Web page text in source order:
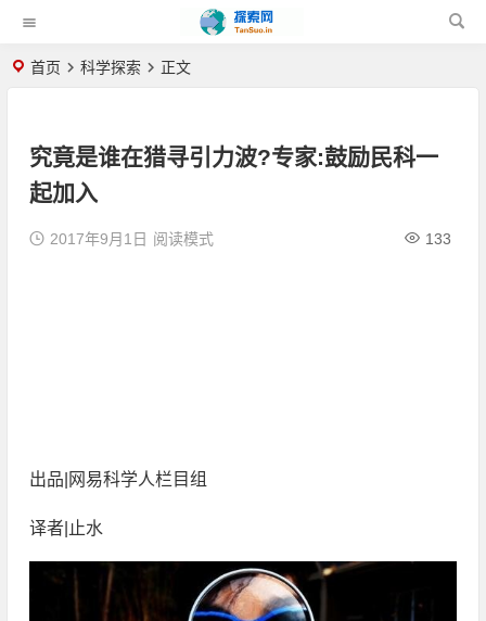
首页 科学探索 正文
究竟是谁在猎寻引力波?专家:鼓励民科一
起加入
2017年9月1日 133
阅读模式
出品|网易科学人栏目组
译者|止水